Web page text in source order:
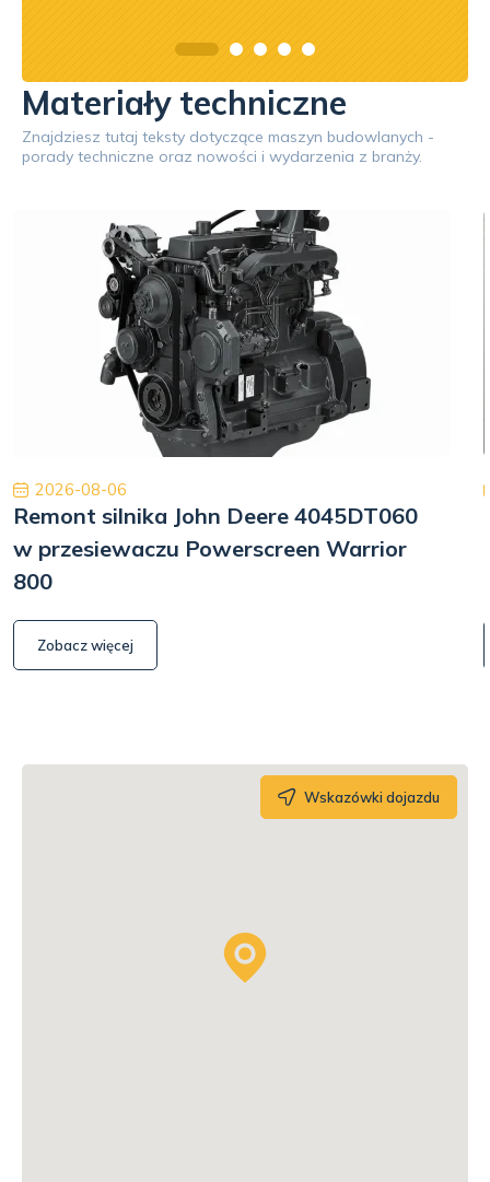
Materiały techniczne
Znajdziesz tutaj teksty dotyczące maszyn budowlanych -
porady techniczne oraz nowości i wydarzenia z branży.
2026-08-06
Remont silnika John Deere 4045DT060
w przesiewaczu Powerscreen Warrior
800
Zobacz więcej
Wskazówki dojazdu